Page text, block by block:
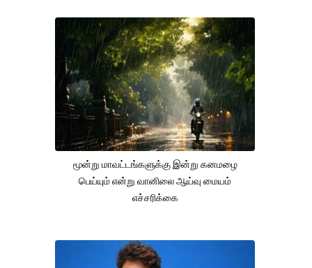
மூன்று மாவட்டங்களுக்கு இன்று கனமழை
பெய்யும் என்று வானிலை ஆய்வு மையம்
எச்சரிக்கை